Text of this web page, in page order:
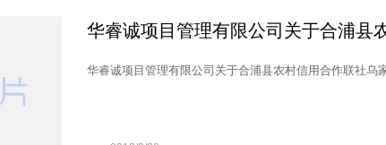
华睿诚项目管理有限公司关于合浦县
华睿诚项目管理有限公司关于合浦县农村信用合作联社乌